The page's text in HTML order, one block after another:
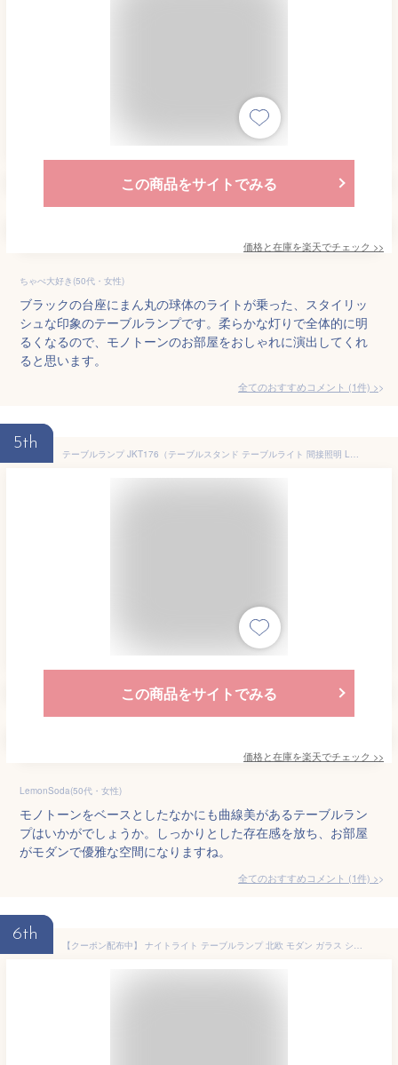
この商品をサイトでみる
価格と在庫を楽天でチェック >>
ちゃぺ大好き(50代・女性)
ブラックの台座にまん丸の球体のライトが乗った、スタイリッ
シュな印象のテーブルランプです。柔らかな灯りで全体的に明
るくなるので、モノトーンのお部屋をおしゃれに演出してくれ
ると思います。
全てのおすすめコメント (1件) >
5th
テーブルランプ JKT176（テーブルスタンド テーブルライト 間接照明 LED 卓上スタンド デザイン インテリア お洒落 北欧）
この商品をサイトでみる
価格と在庫を楽天でチェック >>
LemonSoda(50代・女性)
モノトーンをベースとしたなかにも曲線美があるテーブルラン
プはいかがでしょうか。しっかりとした存在感を放ち、お部屋
がモダンで優雅な空間になりますね。
全てのおすすめコメント (1件) >
6th
【クーポン配布中】 ナイトライト テーブルランプ 北欧 モダン ガラス シンプル インテリア照明 間接照明 寝室 ベッドサイド リビング用 居間用 一人暮らし ミニマリスト ON/OFF PEARL-SS PSB337 ss2206 引越 新築 マイホーム